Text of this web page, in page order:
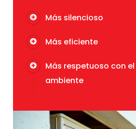
Más silencioso
Más eficiente
Más respetuoso con
ambiente